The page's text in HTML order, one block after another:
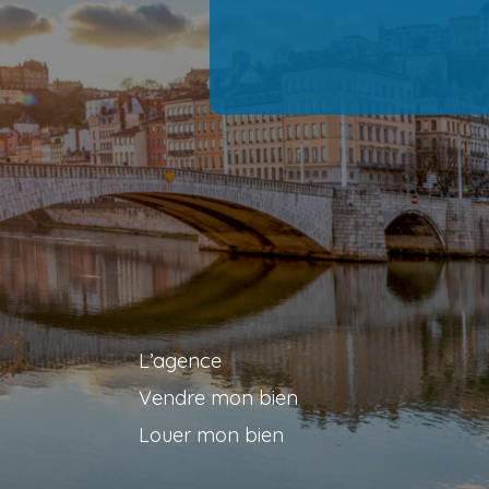
L’agence
Vendre mon bien
Louer mon bien